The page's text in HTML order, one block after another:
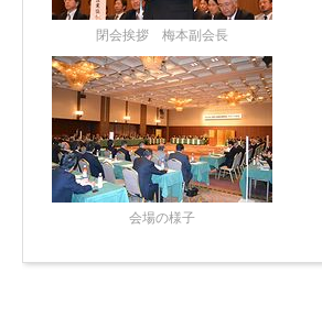
閉会挨拶 梅本副会長
会場の様子